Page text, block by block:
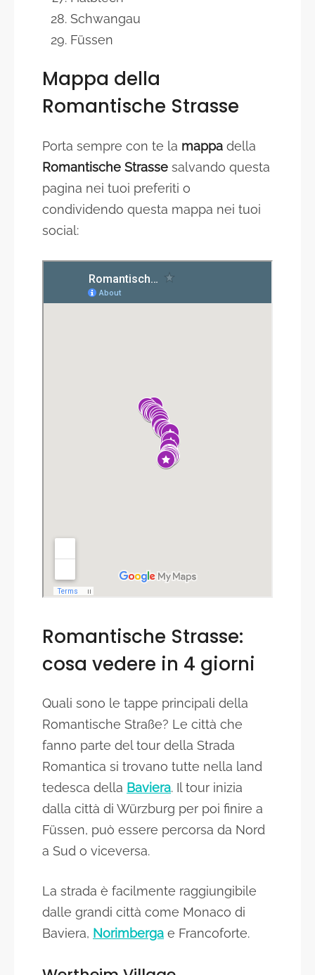
Schwangau
Füssen
Mappa della
Romantische Strasse
Porta sempre con te la mappa della
Romantische Strasse salvando questa
pagina nei tuoi preferiti o
condividendo questa mappa nei tuoi
social:
Romantische Strasse:
cosa vedere in 4 giorni
Quali sono le tappe principali della
Romantische Straße? Le città che
fanno parte del tour della Strada
Romantica si trovano tutte nella land
tedesca della Baviera. Il tour inizia
dalla città di Würzburg per poi finire a
Füssen, può essere percorsa da Nord
a Sud o viceversa.
La strada è facilmente raggiungibile
dalle grandi città come Monaco di
Baviera, Norimberga e Francoforte.